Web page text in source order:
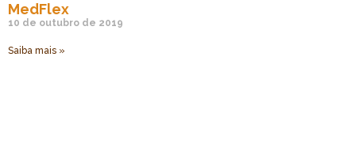
MedFlex
10 de outubro de 2019
Saiba mais »